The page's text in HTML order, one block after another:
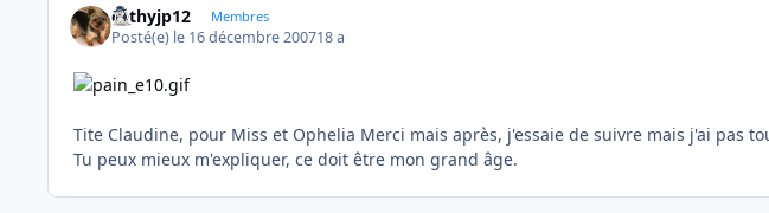
cathyjp12 Membres
Posté(e) le 16 décembre 200718 a
Tite Claudine, pour Miss et Ophelia Merci mais après, j'essaie de suivre mais j'ai pas
Tu peux mieux m'expliquer, ce doit être mon grand âge.